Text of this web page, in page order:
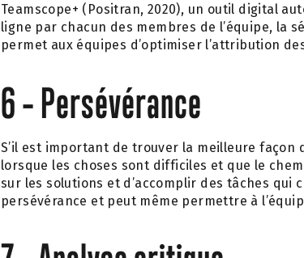
Teamscope+ (Positran, 2020), un outil digital
ligne par chacun des membres de l’équipe, la
permet aux équipes d’optimiser l’attribution
6 – Persévérance
S’il est important de trouver la meilleure
lorsque les choses sont difficiles et que le
sur les solutions et d’accomplir des tâches qui
persévérance et peut même permettre à